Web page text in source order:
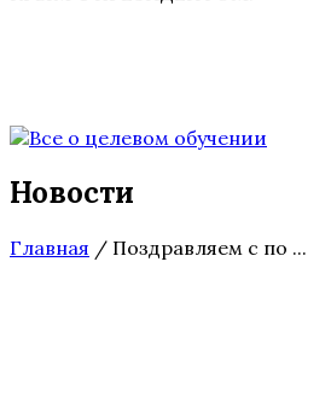
Новости
Главная / Поздравляем с по ...